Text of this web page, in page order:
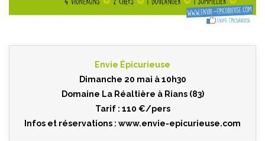
Envie Épicurieuse
Dimanche 20 mai à 10h30
Domaine La Réaltière à Rians (83)
Tarif : 110 €/pers
Infos et réservations : www.envie-epicurieuse.com